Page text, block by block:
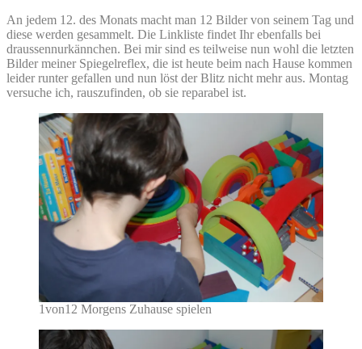
An jedem 12. des Monats macht man 12 Bilder von seinem Tag und
diese werden gesammelt. Die Linkliste findet Ihr ebenfalls bei
draussennurkännchen. Bei mir sind es teilweise nun wohl die letzten
Bilder meiner Spiegelreflex, die ist heute beim nach Hause kommen
leider runter gefallen und nun löst der Blitz nicht mehr aus. Montag
versuche ich, rauszufinden, ob sie reparabel ist.
1von12 Morgens Zuhause spielen